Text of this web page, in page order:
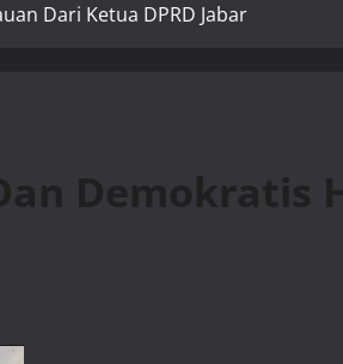
Dari Ketua DPRD Jabar
Demokratis